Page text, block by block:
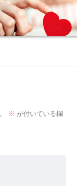
※ が付いている欄